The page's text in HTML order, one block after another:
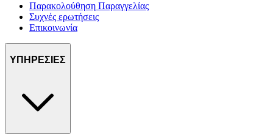
Παρακολούθηση Παραγγελίας
Συχνές ερωτήσεις
Επικοινωνία
ΥΠΗΡΕΣΙΕΣ